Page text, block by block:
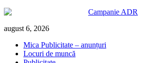
Skip
content
august 6, 2026
Mica Publicitate – anunțuri
Locuri de muncă